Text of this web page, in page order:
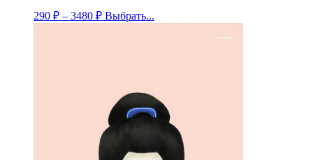
290 ₽ – 3480 ₽ Выбрать...